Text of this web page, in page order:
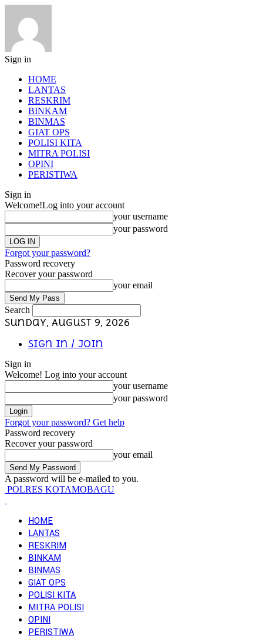
Sign in
HOME
LANTAS
RESKRIM
BINKAM
BINMAS
GIAT OPS
POLISI KITA
MITRA POLISI
OPINI
PERISTIWA
Sign in
Welcome!Log into your account
your username
your password
Forgot your password?
Password recovery
Recover your password
your email
Search
Sunday, August 9, 2026
Sign in / Join
Sign in
Welcome! Log into your account
your username
your password
Forgot your password? Get help
Password recovery
Recover your password
your email
A password will be e-mailed to you.
POLRES KOTAMOBAGU
HOME
LANTAS
RESKRIM
BINKAM
BINMAS
GIAT OPS
POLISI KITA
MITRA POLISI
OPINI
PERISTIWA